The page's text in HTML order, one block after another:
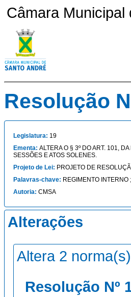
Câmara Municipal
Resolução
Legislatura: 19
Ementa: ALTERA O § 3º DO ART. 101,
SESSÕES E ATOS SOLENES.
Projeto de Lei: PROJETO DE
Palavras-chave: REGIMENTO INTERNO
Autoria: CMSA
Alterações
Altera 2 norma(s)
Resolução Nº